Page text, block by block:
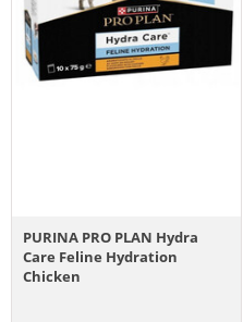
PURINA PRO PLAN Hydra
Care Feline Hydration
Chicken